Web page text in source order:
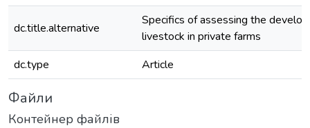
dc.title.alternative
Specifics of assessing the
livestock in private farms
dc.type
Article
Файли
Контейнер файлів